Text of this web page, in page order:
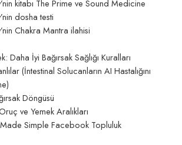
kitabı The Prime ve Sound Medicine
dosha testi
Chakra Mantra ilahisi
Daha İyi Bağırsak Sağlığı Kuralları
(İntestinal Solucanların AI Hastalığını
Döngüsü
ve Yemek Aralıkları
Simple Facebook Topluluk